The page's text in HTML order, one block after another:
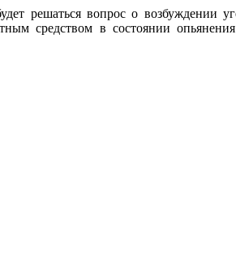
решаться вопрос о возбуждении
средством в состоянии